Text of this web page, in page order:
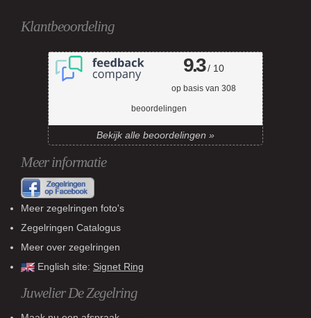
Klantbeoordeling
9.3/ 10
op basis van 308
beoordelingen
Bekijk alle beoordelingen »
Meer informatie
Meer zegelringen foto's
Zegelringen Catalogus
Meer over zegelringen
English site: Signet Ring
Juwelier De Zegelring